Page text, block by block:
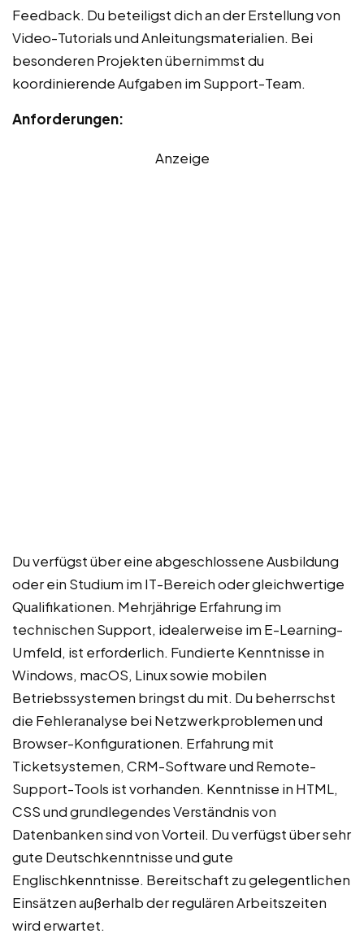
Feedback. Du beteiligst dich an der Erstellung von
Video-Tutorials und Anleitungsmaterialien. Bei
besonderen Projekten übernimmst du
koordinierende Aufgaben im Support-Team.
Anforderungen:
Anzeige
Du verfügst über eine abgeschlossene Ausbildung
oder ein Studium im IT-Bereich oder gleichwertige
Qualifikationen. Mehrjährige Erfahrung im
technischen Support, idealerweise im E-Learning-
Umfeld, ist erforderlich. Fundierte Kenntnisse in
Windows, macOS, Linux sowie mobilen
Betriebssystemen bringst du mit. Du beherrschst
die Fehleranalyse bei Netzwerkproblemen und
Browser-Konfigurationen. Erfahrung mit
Ticketsystemen, CRM-Software und Remote-
Support-Tools ist vorhanden. Kenntnisse in HTML,
CSS und grundlegendes Verständnis von
Datenbanken sind von Vorteil. Du verfügst über sehr
gute Deutschkenntnisse und gute
Englischkenntnisse. Bereitschaft zu gelegentlichen
Einsätzen außerhalb der regulären Arbeitszeiten
wird erwartet.